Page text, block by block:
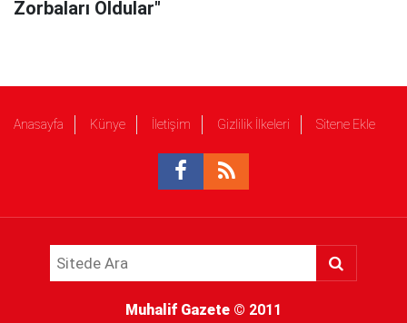
Zorbaları Oldular"
Anasayfa Künye İletişim Gizlilik İlkeleri Sitene Ekle
Muhalif Gazete © 2011